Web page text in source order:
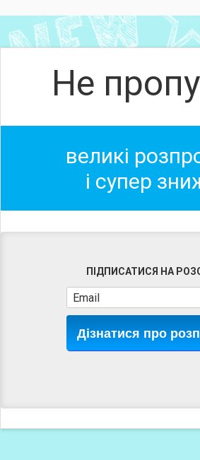
Не
великі
і супер
ПІДПИСАТИСЯ НА
Дізнатися про